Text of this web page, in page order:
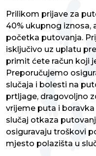
Prilikom prijave za
40% ukupnog iznosa,
početka putovanja.
isključivo uz uplatu
primit ćete račun koji
Preporučujemo
slučaja i bolesti na
prtljage, dragovoljno
vrijeme puta i
slučaj otkaza
osiguravaju troškovi
mjesto polazišta u